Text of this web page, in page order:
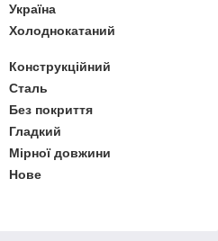
Україна
Холоднокатаний
Конструкційний
Сталь
Без покриття
Гладкий
Мірної довжини
Нове